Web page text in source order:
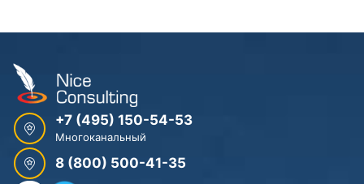
+7 (495) 150-54-53
Многоканальный
8 (800) 500-41-35